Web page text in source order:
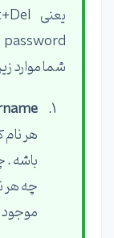
شما موارد
:
هر
باشه .
چه هر
موجود